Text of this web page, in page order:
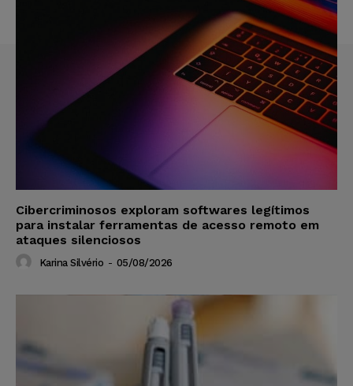
Cibercriminosos exploram softwares legítimos
para instalar ferramentas de acesso remoto em
ataques silenciosos
Karina Silvério - 05/08/2026